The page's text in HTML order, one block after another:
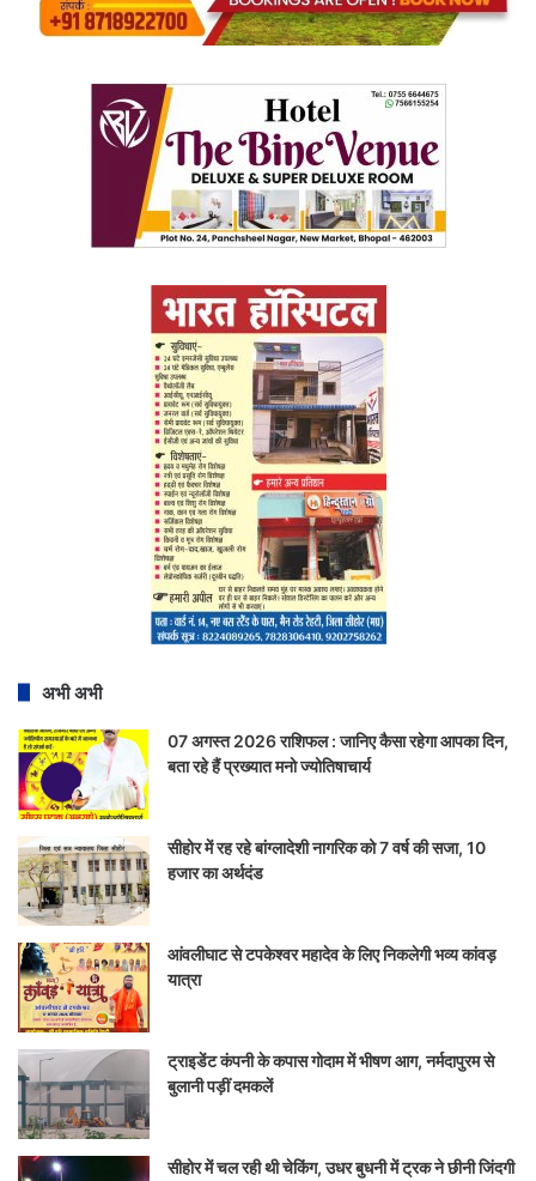
अभी अभी
07 अगस्त 2026 राशिफल : जानिए कैसा रहेगा आपका दिन,
बता रहे हैं प्रख्यात मनो ज्योतिषाचार्य
सीहोर में रह रहे बांग्लादेशी नागरिक को 7 वर्ष की सजा, 10
हजार का अर्थदंड
आंवलीघाट से टपकेश्वर महादेव के लिए निकलेगी भव्य कांवड़
यात्रा
ट्राइडेंट कंपनी के कपास गोदाम में भीषण आग, नर्मदापुरम से
बुलानी पड़ीं दमकलें
सीहोर में चल रही थी चेकिंग, उधर बुधनी में ट्रक ने छीनी जिंदगी